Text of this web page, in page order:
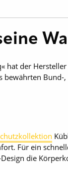
hat der
Für ein
die